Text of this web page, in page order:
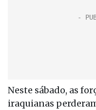
Neste sábado, as
iraquianas